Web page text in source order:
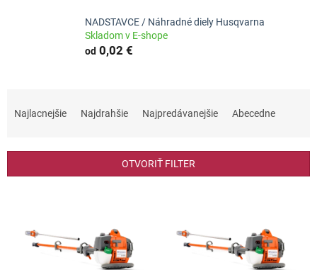
NADSTAVCE / Náhradné diely Husqvarna
Skladom v E-shope
od 0,02 €
i
Najlacnejšie Najdrahšie Najpredávanejšie Abecedne
OTVORIŤ FILTER